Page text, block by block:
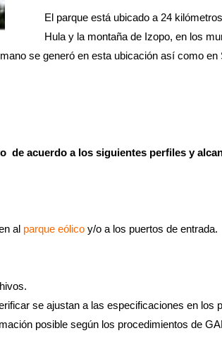
El parque está ubicado a 24
Hula y la montaña de Izopo, en los
se generó en esta ubicación así como
acuerdo a los siguientes perfiles y
al parque eólico y/o a los puertos de entrada.
se ajustan a las especificaciones en los
posible según los procedimientos de